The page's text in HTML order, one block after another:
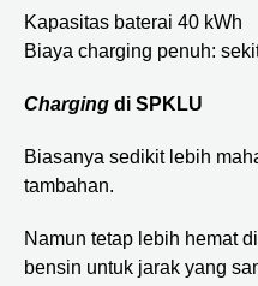
Kapasitas baterai 40 kWh
Biaya charging penuh:
Charging di SPKLU
Biasanya sedikit lebih
tambahan.
Namun tetap lebih hemat
bensin untuk jarak yang